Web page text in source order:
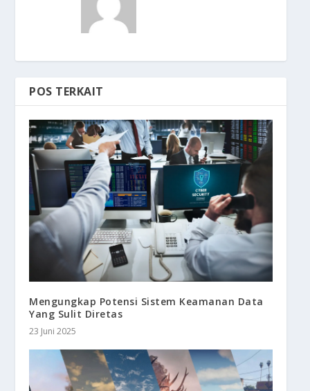
POS TERKAIT
Mengungkap Potensi Sistem Keamanan Data
Yang Sulit Diretas
23 Juni 2025